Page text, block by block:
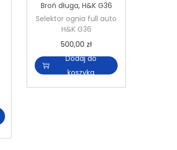
Broń długa, H&K G36
Selektor ognia full auto
H&K G36
500,00 zł
Dodaj do
koszyka